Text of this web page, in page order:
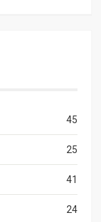
45
25
41
24